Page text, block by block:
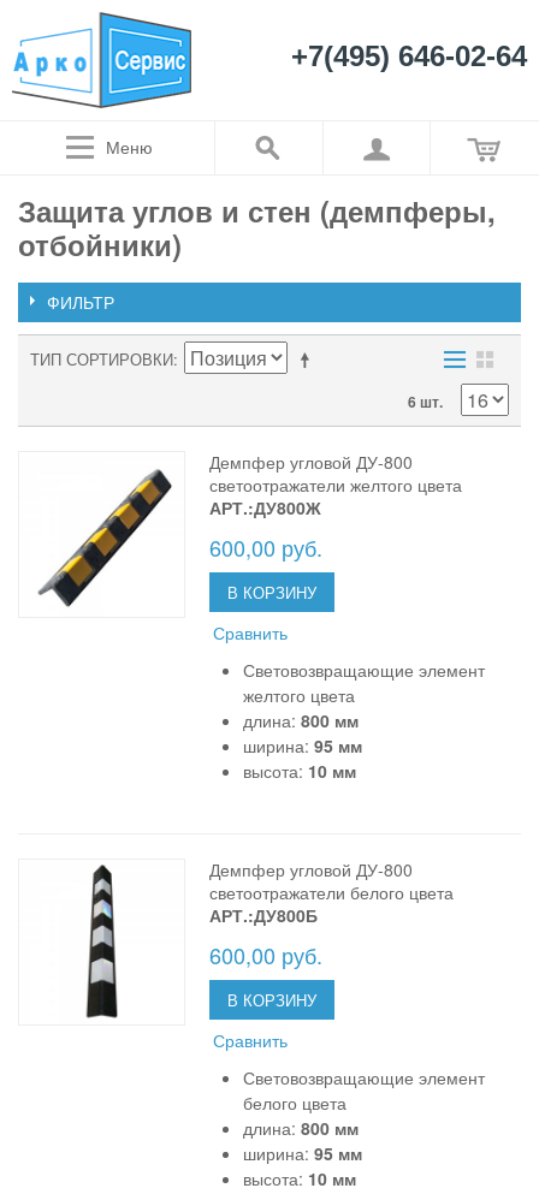
+7(495) 646-02-64
Меню
Защита углов и стен (демпферы,
отбойники)
ФИЛЬТР
ТИП СОРТИРОВКИ
6 шт.
Демпфер угловой ДУ-800
светоотражатели желтого цвета
АРТ.:ДУ800Ж
600,00 руб.
В КОРЗИНУ
Сравнить
Световозвращающие элемент
желтого цвета
длина:800 мм
ширина:95 мм
высота: 10 мм
Демпфер угловой ДУ-800
светоотражатели белого цвета
АРТ.:ДУ800Б
600,00 руб.
В КОРЗИНУ
Сравнить
Световозвращающие элемент
белого цвета
длина:800 мм
ширина:95 мм
высота: 10 мм